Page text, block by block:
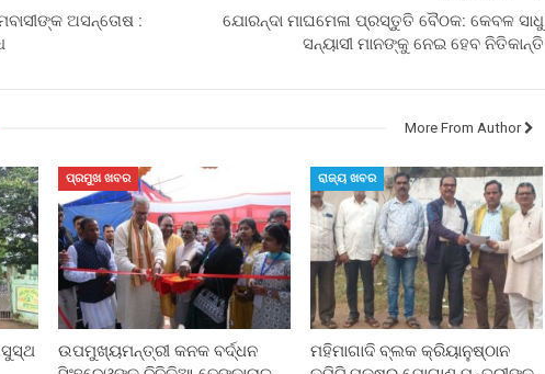
ଅସନ୍ତୋଷ :
ଯୋରନ୍ଦା ମାଘମେଳା ପ୍ରସ୍ତୁତି ବୈଠକ: କେବଳ ସାଧୁ
ସନ୍ୟାସୀ ମାନଙ୍କୁ ନେଇ ହେବ ନିତିକାନ୍ତି
More From Author
ପ୍ରମୁଖ ଖବର
ଉପମୁଖ୍ୟମନ୍ତ୍ରୀ କନକ ବର୍ଦ୍ଧନ
ରାଜ୍ୟ ଖବର
ମହିମାଗାଦି ବ୍ଲକ କ୍ରିୟାନୁଷ୍ଠାନ